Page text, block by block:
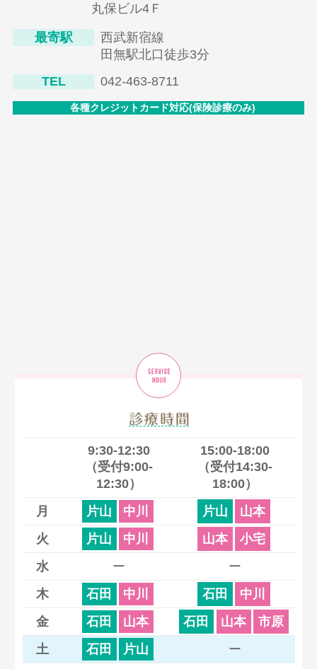
丸保ビル4Ｆ
最寄駅
西武新宿線
田無駅北口徒歩3分
TEL
042-463-8711
各種クレジットカード対応(保険診療のみ)
9:30-12:30
（受付9:00-
12:30）
15:00-18:00
（受付14:30-
18:00）
月
片山 中川 片山
山本
火
片山 中川 山本
小宅
水
ー
ー
木
石田 中川 石田
中川
金
石田 山本 石田 山本
市原
土
石田 片山
ー